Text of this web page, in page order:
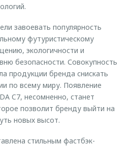
завоевать популярность
футуристическому
экологичности и
безопасности. Совокупность
продукции бренда снискать
по всему миру. Появление
C7, несомненно, станет
позволит бренду выйти на
новых высот.
стильным фастбэк-